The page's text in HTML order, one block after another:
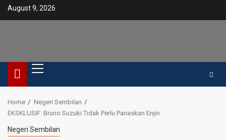
SkipAugust 9, 2026
Primary
Home
Negeri Sembilan
EKSKLUSIF: Bruno Suzuki Tidak Perlu Panaskan Enjin
Negeri Sembilan